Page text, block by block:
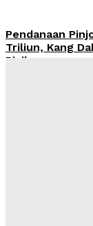
Pendanaan
Triliun, Kang
Risiko